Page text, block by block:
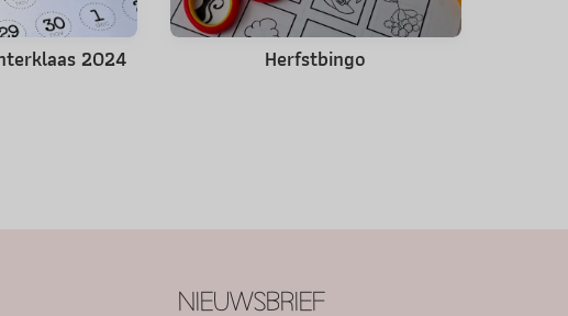
2024 Herfstbingo
NIEUWSBRIEF